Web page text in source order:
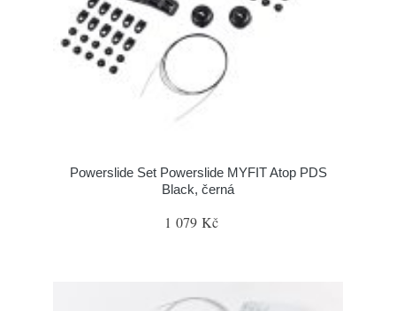
Powerslide Set Powerslide MYFIT Atop PDS
Black, černá
1 079 Kč